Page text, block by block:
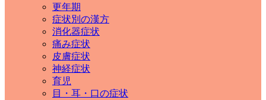
更年期
症状別の漢方
消化器症状
痛み症状
皮膚症状
神経症状
育児
目・耳・口の症状